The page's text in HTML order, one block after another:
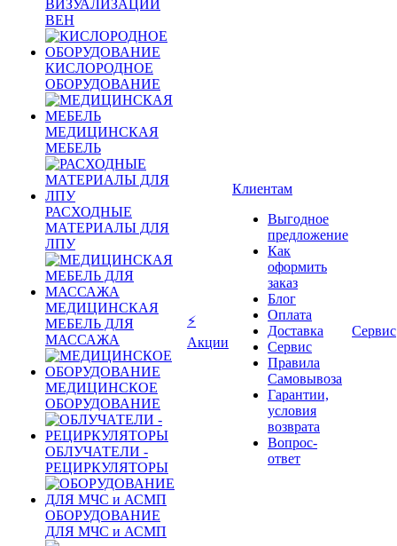
ВИЗУАЛИЗАЦИИ
ВЕН
КИСЛОРОДНОЕ
ОБОРУДОВАНИЕ
МЕДИЦИНСКАЯ
МЕБЕЛЬ
РАСХОДНЫЕ
МАТЕРИАЛЫ ДЛЯ
ЛПУ
МЕДИЦИНСКАЯ
МЕБЕЛЬ ДЛЯ
МАССАЖА
МЕДИЦИНСКОЕ
ОБОРУДОВАНИЕ
ОБЛУЧАТЕЛИ -
РЕЦИРКУЛЯТОРЫ
ОБОРУДОВАНИЕ
ДЛЯ МЧС и АСМП
⚡
Акции
Клиентам
Выгодное
предложение
Как
оформить
заказ
Блог
Оплата
Доставка
Сервис
Правила
Самовывоза
Гарантии,
условия
возврата
Вопрос-
ответ
Сервис